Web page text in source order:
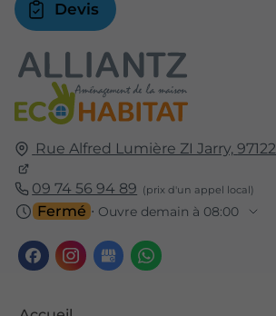
Rue Alfred Lumière ZI Jarry, 97122
09 74 56 94 89
Fermé ⋅ Ouvre demain à 08:00
Devis